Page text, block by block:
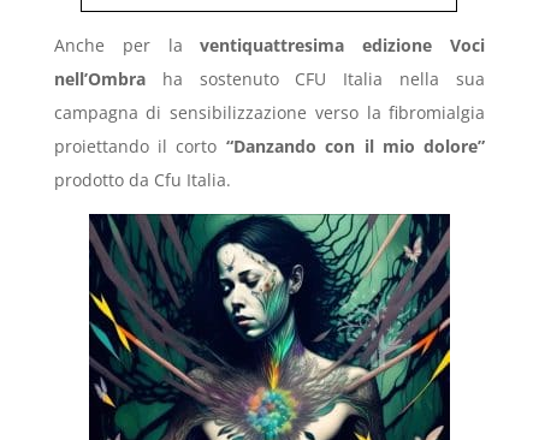
Anche per laventiquattresima edizione Voci
nell’Ombraha sostenuto CFU Italia nella sua
campagna di sensibilizzazione verso la fibromialgia
proiettando il corto “Danzando con il mio dolore”
prodotto da Cfu Italia.